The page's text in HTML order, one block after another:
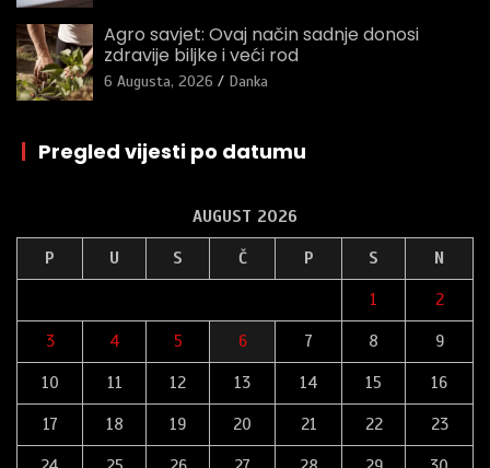
Agro savjet: Ovaj način sadnje donosi
zdravije biljke i veći rod
6 Augusta, 2026 Danka
| Pregled vijesti po datumu
AUGUST 2026
P U S Č P S N
1 2
3 4 5 6 7 8 9
10 11 12 13 14 15 16
17 18 19 20 21 22 23